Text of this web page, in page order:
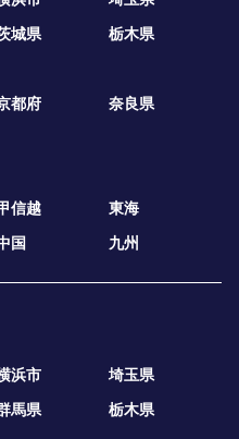
城県 栃木県
都府
奈良県
信越
東海
国 九州
浜市
埼玉県
馬県 栃木県